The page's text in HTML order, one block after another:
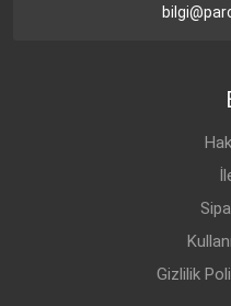
Gizlilik